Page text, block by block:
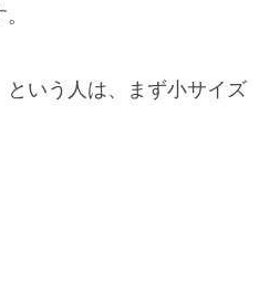
という人は、まず小サイズ